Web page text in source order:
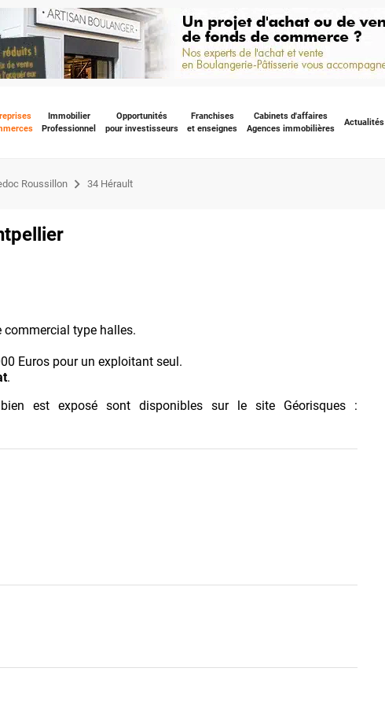
Immobilier
Professionnel
Opportunités
pour investisseurs
Franchises
et enseignes
Cabinets d'affaires
Agences immobilières
Actualités
Roussillon 34 Hérault
commercial type halles.
Euros pour un exploitant seul.
.
est exposé sont disponibles sur le site Géorisques :